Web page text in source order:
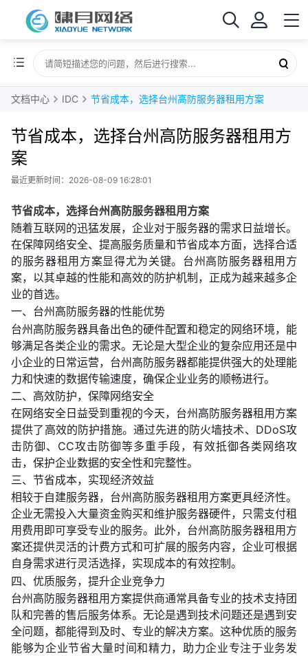
文档中心 IDC 节省成本，选择台州高防服务器租用方案
节省成本，选择台州高防服务器租用方
案
最近更新时间：2026-08-09 16:28:01
节省成本，选择台州高防服务器租用方案
随着互联网的迅猛发展，企业对于服务器的需求日益增长。
在保障网络安全、提高服务质量和节省成本方面，选择合适
的服务器租用方案显得尤为关键。台州高防服务器租用方
案，以其卓越的性能和高效的防护机制，正成为越来越多企
业的首选。
一、台州高防服务器的性能优势
台州高防服务器具备出色的硬件配置和稳定的网络环境，能
够满足各类企业的需求。无论是大型企业的复杂应用还是中
小企业的日常运营，台州高防服务器都能提供强大的处理能
力和快速的数据传输速度，确保企业业务的顺畅进行。
二、高效防护，保障网络安全
在网络安全日益受到重视的今天，台州高防服务器租用方案
提供了高效的防护措施。通过先进的防火墙技术、DDoS攻
击防御、CC攻击防御等多重手段，有效抵御各类网络攻
击，保护企业数据的安全性和完整性。
三、节省成本，实现经济效益
相较于自建服务器，台州高防服务器租用方案更具经济性。
企业无需投入大量资金购买和维护服务器硬件，只需支付租
用费用即可享受专业的服务。此外，台州高防服务器租用方
案还提供灵活的计费方式和可扩展的服务内容，企业可根据
自身需求进行灵活选择，实现成本的有效控制。
四、优质服务，提升企业竞争力
台州高防服务器租用方案提供商通常具备专业的技术支持团
队和完善的售后服务体系。无论是遇到技术问题还是遇到安
全问题，都能得到及时、专业的解决方案。这种优质的服务
能够为企业节省大量时间和精力，助力企业专注于业务发